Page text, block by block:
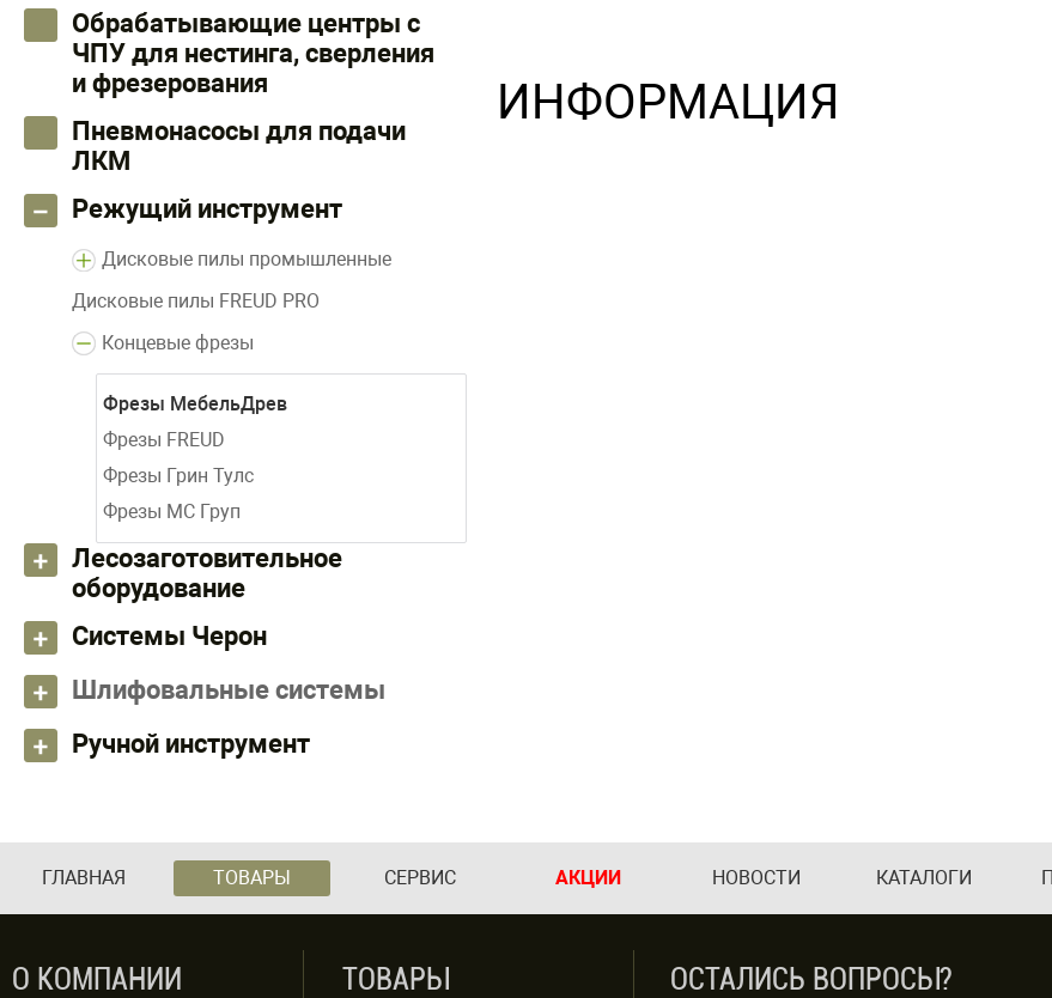
Обрабатывающие центры с
ЧПУ для нестинга, сверления
и фрезерования
Пневмонасосы для подачи
ЛКМ
Режущий инструмент
Дисковые пилы промышленные
Дисковые пилы FREUD PRO
Концевые фрезы
Фрезы МебельДрев
Фрезы FREUD
Фрезы Грин Тулс
Фрезы МС Груп
Лесозаготовительное
оборудование
Системы Черон
Шлифовальные системы
Ручной инструмент
ИНФОРМАЦИЯ
ГЛАВНАЯ ТОВАРЫ СЕРВИС АКЦИИ НОВОСТИ КАТАЛОГИ
О КОМПАНИИ ТОВАРЫ ОСТАЛИСЬ ВОПРОСЫ?